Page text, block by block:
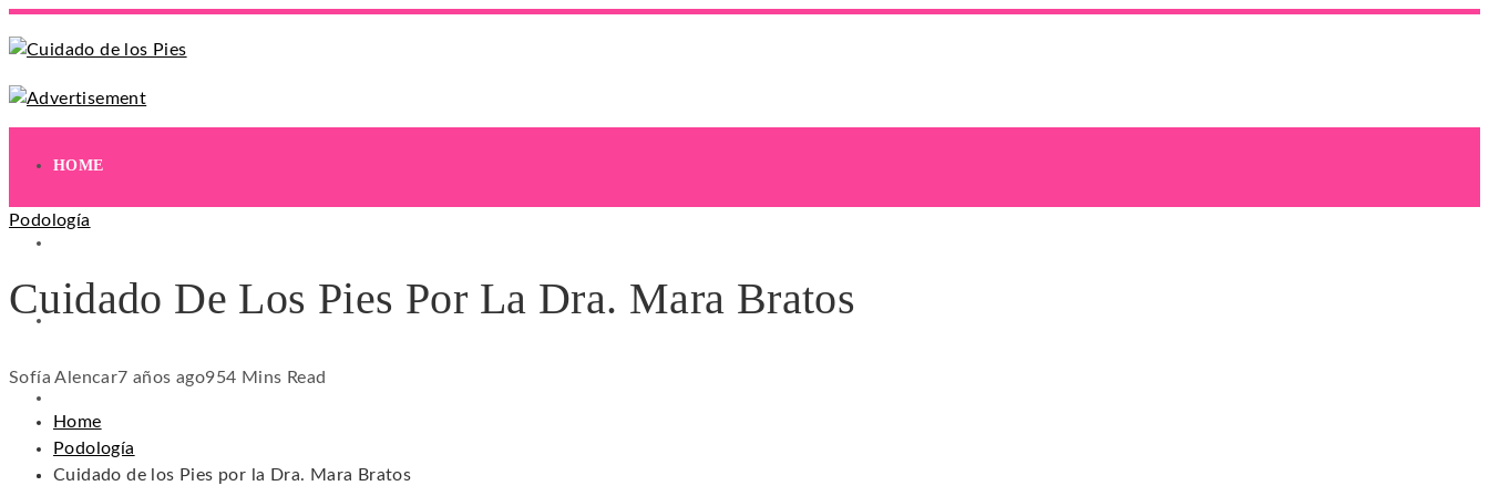
HOME
REMEDIOS NATURALES
Podología
Cuidado De Los Pies Por La Dra. Mara Bratos
Sofía Alencar7 años ago954 Mins Read
Home
Podología
Cuidado de los Pies por la Dra. Mara Bratos